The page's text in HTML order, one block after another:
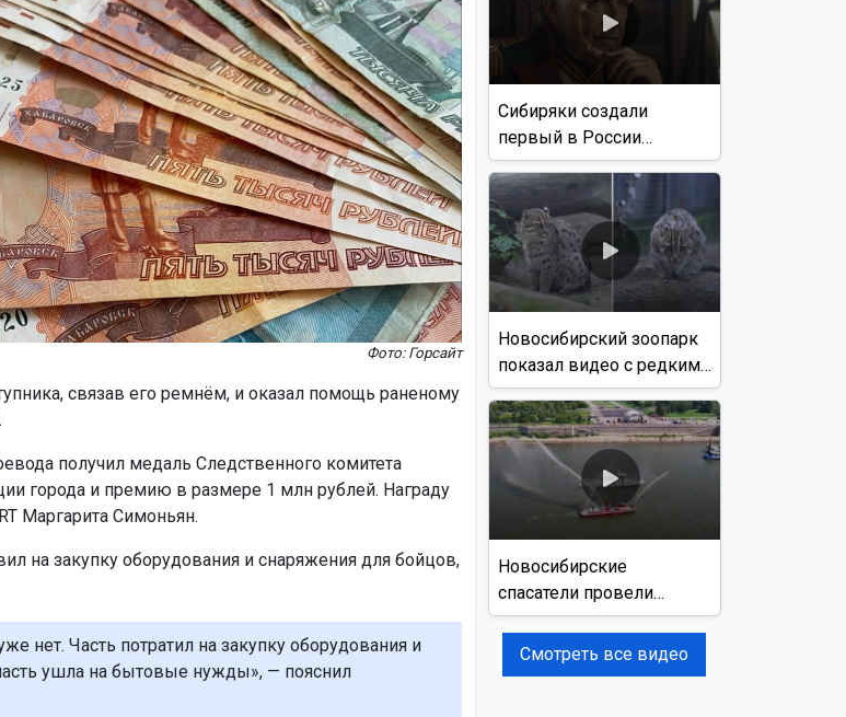
Фото: Горсайт
связав его ремнём, и оказал помощь раненому
получил медаль Следственного комитета
города и премию в размере 1 млн рублей. Награду
Маргарита Симоньян.
на закупку оборудования и снаряжения для бойцов,
нет. Часть потратил на закупку оборудования и
ушла на бытовые нужды», — пояснил
Сибиряки создали
первый в России
документальный фильм
с использованием ИИ
Новосибирский зоопарк
показал видео с редким
виверровым котом
Новосибирские
спасатели провели
учения на реке Обь
Смотреть все видео